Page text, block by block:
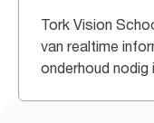
Tork Vision
van realtime
onderhoud nodig